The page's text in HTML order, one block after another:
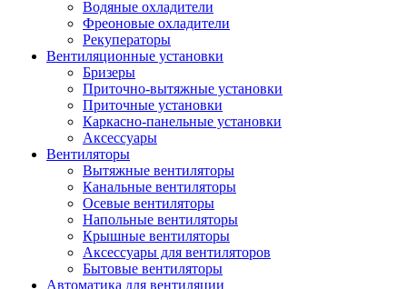
Водяные охладители
Фреоновые охладители
Рекуператоры
Вентиляционные установки
Бризеры
Приточно-вытяжные установки
Приточные установки
Каркасно-панельные установки
Аксессуары
Вентиляторы
Вытяжные вентиляторы
Канальные вентиляторы
Осевые вентиляторы
Напольные вентиляторы
Крышные вентиляторы
Аксессуары для вентиляторов
Бытовые вентиляторы
Автоматика для вентиляции